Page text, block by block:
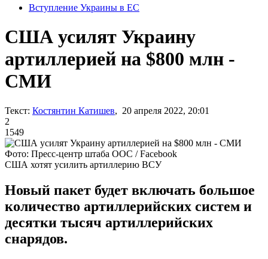
Вступление Украины в ЕС
США усилят Украину
артиллерией на $800 млн -
СМИ
Текст: Костянтин Катишев, 20 апреля 2022, 20:01
2
1549
Фото: Пресс-центр штаба ООС / Facebook
США хотят усилить артиллерию ВСУ
Новый пакет будет включать большое
количество артиллерийских систем и
десятки тысяч артиллерийских
снарядов.